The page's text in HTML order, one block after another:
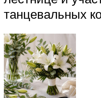
танцевальных